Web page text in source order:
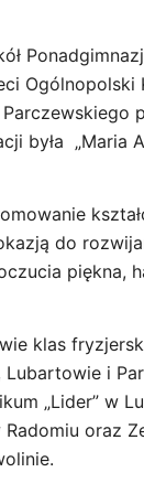
była „Maria
do
piękna,
klas
Lubartowie i
„Lider” w
oraz